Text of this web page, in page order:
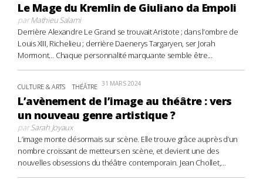
Le Mage du Kremlin de Giuliano da Empoli
parMathieu Salami
Derrière Alexandre Le Grand se trouvait Aristote ; dans l’ombre de
Louis XIII, Richelieu ; derrière Daenerys Targaryen, ser Jorah
Mormont… Chaque personnalité marquante semble être...
CULTURE & ARTS THÉÂTRE 31 MARS 2024
L’avènement de l’image au théâtre : vers
un nouveau genre artistique ?
parSarah Joyaux
L’image monte désormais sur scène. Elle trouve grâce auprès d’un
nombre croissant de metteurs en scène, et devient une des
nouvelles obsessions du théâtre contemporain. Jean Chollet,...